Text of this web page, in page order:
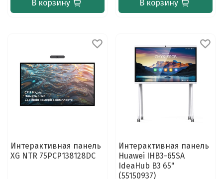
В корзину В корзину
Интерактивная панель
XG NTR 75PCP138128DC
Интерактивная панель
Huawei IHB3-65SA
IdeaHub B3 65"
(55150937)